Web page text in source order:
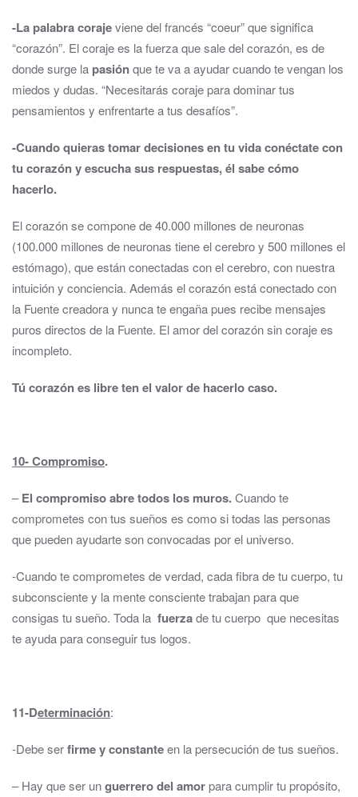
-La palabra corajeviene del francés “coeur” que significa
“corazón”. El coraje es la fuerza que sale del corazón, es de
donde surge la pasiónque te va a ayudar cuando te vengan los
miedos y dudas. “Necesitarás coraje para dominar tus
pensamientos y enfrentarte a tus desafíos”.
-Cuando quieras tomar decisiones en tu vida conéctate con
tu corazón y escucha sus respuestas, él sabe cómo
hacerlo.
El corazón se compone de 40.000 millones de neuronas
(100.000 millones de neuronas tiene el cerebro y 500 millones el
estómago), que están conectadas con el cerebro, con nuestra
intuición y conciencia. Además el corazón está conectado con
la Fuente creadora y nunca te engaña pues recibe mensajes
puros directos de la Fuente. El amor del corazón sin coraje es
incompleto.
Tú corazón es libre ten el valor de hacerlo caso.
10- Compromiso.
–El compromiso abre todos los muros.Cuando te
comprometes con tus sueños es como si todas las personas
que pueden ayudarte son convocadas por el universo.
-Cuando te comprometes de verdad, cada fibra de tu cuerpo, tu
subconsciente y la mente consciente trabajan para que
consigas tu sueño. Toda la fuerzade tu cuerpo que necesitas
te ayuda para conseguir tus logos.
11-Determinación:
-Debe serfirme y constanteen la persecución de tus sueños.
– Hay que ser unguerrero del amorpara cumplir tu propósito,